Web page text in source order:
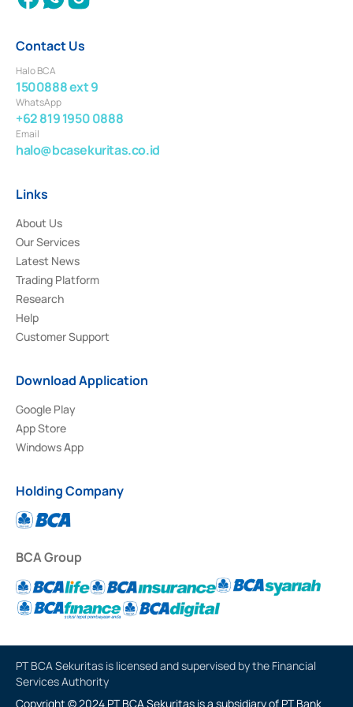
Contact Us
Halo BCA
1500888 ext 9
WhatsApp
+62 819 1950 0888
Email
halo@bcasekuritas.co.id
Links
About Us
Our Services
Latest News
Trading Platform
Research
Help
Customer Support
Download Application
Google Play
App Store
Windows App
Holding Company
BCA Group
PT BCA Sekuritas is licensed and supervised by the Financial
Services Authority
Copyright © 2024 PT BCA Sekuritas is a subsidiary of PT Bank